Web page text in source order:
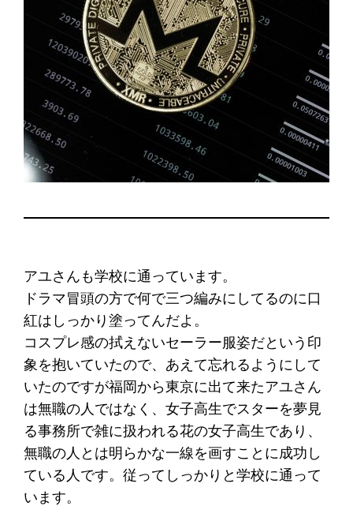
アユさんも学校に通っています。
ドラマ冒頭の方で何で三つ編みにしてるのに口
紅はしっかり塗ってんだよ。
コスプレ感の拭えないセーラー服姿だという印
象を抱いていたので、あえて忘れるようにして
いたのですが福岡から東京に出て来たアユさん
は無職の人ではなく、女子高生でスターを夢見
る事務所で雑に扱われる花の女子高生であり、
無職の人とは明らかな一線を画すことに成功し
ている人です。従ってしっかりと学校に通って
います。